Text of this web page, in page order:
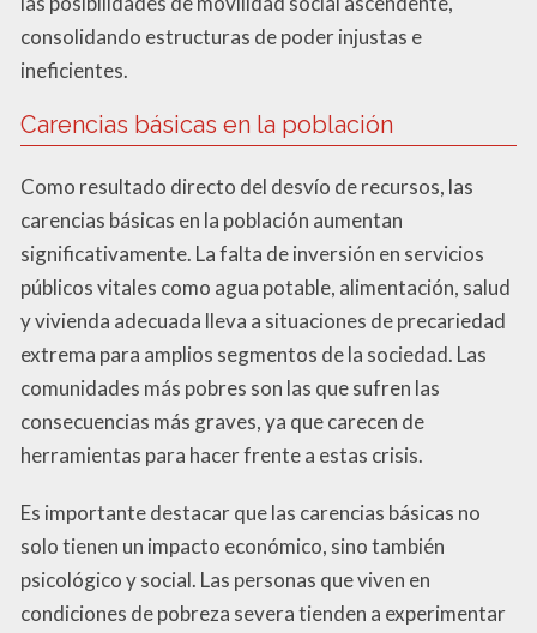
consolidando estructuras de poder injustas e
ineficientes.
Carencias básicas en la población
Como resultado directo del desvío de recursos, las
carencias básicas en la población aumentan
significativamente. La falta de inversión en servicios
públicos vitales como agua potable, alimentación, salud
y vivienda adecuada lleva a situaciones de precariedad
extrema para amplios segmentos de la sociedad. Las
comunidades más pobres son las que sufren las
consecuencias más graves, ya que carecen de
herramientas para hacer frente a estas crisis.
Es importante destacar que las carencias básicas no
solo tienen un impacto económico, sino también
psicológico y social. Las personas que viven en
condiciones de pobreza severa tienden a experimentar